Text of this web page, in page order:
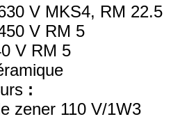
V MKS4, RM 22.5
V RM 5
V RM 5
:
zener 110 V/1W3